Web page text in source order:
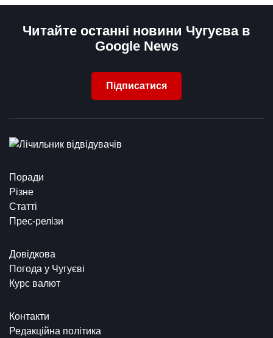
Читайте останні новини Чугуєва в
Google News
Підписатися
Поради
Різне
Статті
Прес-релізи
Довідкова
Погода у Чугуєві
Курс валют
Контакти
Редакційна політика